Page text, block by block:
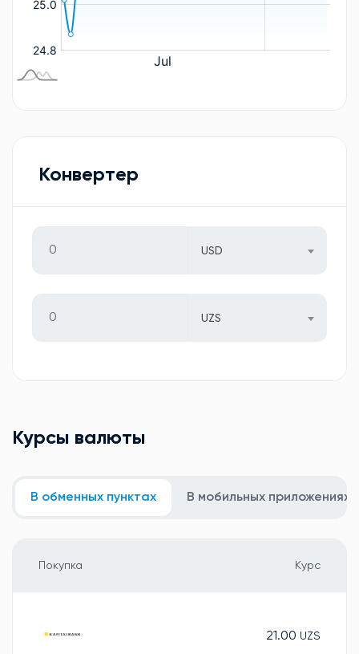
Конвертер
USD
UZS
Курсы валюты
В обменных пунктах В мобильных приложениях
Покупка Курс
21.00 UZS